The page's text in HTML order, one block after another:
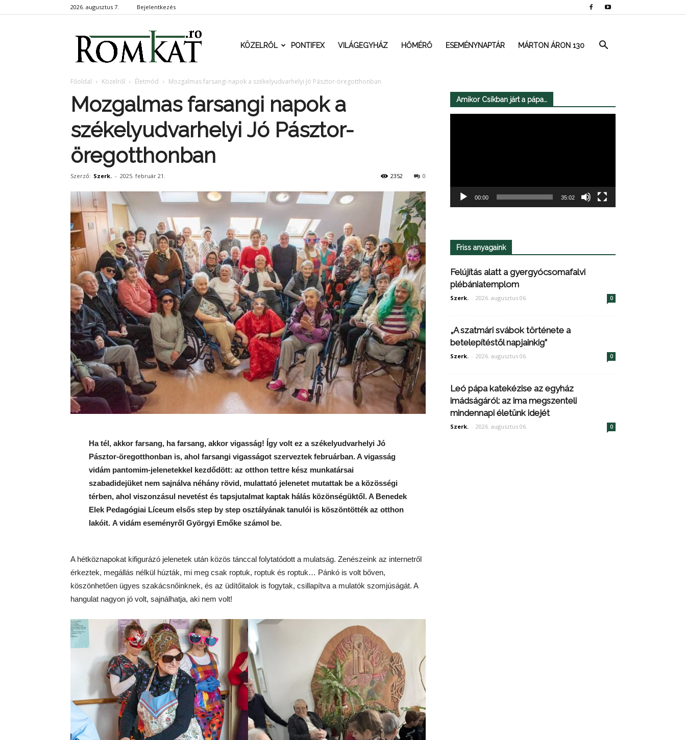
2026. augusztus 7. Bejelentkezés
RomKat.roKÖZELRŐL PONTIFEX VILÁGEGYHÁZ HŐMÉRŐ ESEMÉNYNAPTÁR MÁRTON ÁRON 130
Főoldal Közelről Életmód Mozgalmas farsangi napok a székelyudvarhelyi Jó Pásztor-öregotthonban
Mozgalmas farsangi napok a
székelyudvarhelyi Jó Pásztor-
öregotthonban
Szerző: Szerk. - 2025. február 21. 0
2352
Ha tél, akkor farsang, ha farsang, akkor vigasság! Így volt ez a székelyudvarhelyi Jó
Pásztor-öregotthonban is, ahol farsangi vigasságot szerveztek februárban. A vigasság
vidám pantomim-jelenetekkel kezdődött: az otthon tettre kész munkatársai
szabadidejüket nem sajnálva néhány rövid, mulattató jelenetet mutattak be a közösségi
térben, ahol viszonzásul nevetést és tapsjutalmat kaptak hálás közönségüktől. A Benedek
Elek Pedagógiai Líceum elsős step by step osztályának tanulói is köszöntötték az otthon
lakóit. A vidám eseményről Györgyi Emőke számol be.
A hétköznapokat kifigurázó jelenetek után közös tánccal folytatódott a mulatság. Zenészeink az internetről
érkeztek, megállás nélkül húzták, mi meg csak roptuk, roptuk és roptuk… Pánkó is volt bőven,
köszönhetően ügyes szakácsnőinknek, és az üdítőitalok is fogytak, csillapítva a mulatók szomjúságát. A
hangulat nagyon jó volt, sajnálhatja, aki nem volt!
Amikor Csíkban járt a pápa…
00:00 35:02
Friss anyagaink
Felújítás alatt a gyergyócsomafalvi
plébániatemplom
Szerk. - 2026. augusztus 06. 0
„A szatmári svábok története a
betelepítéstől napjainkig”
Szerk. - 2026. augusztus 06. 0
Leó pápa katekézise az egyház
imádságáról: az ima megszenteli
mindennapi életünk idejét
Szerk. - 2026. augusztus 06. 0